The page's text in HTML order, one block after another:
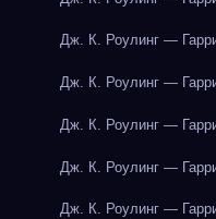
Дж. К. Роулинг —
Дж. К. Роулинг —
Дж. К. Роулинг —
Дж. К. Роулинг —
Дж. К. Роулинг —